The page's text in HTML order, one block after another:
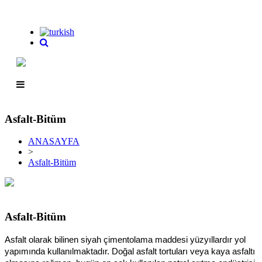
Asfalt-Bitüm
ANASAYFA
>
Asfalt-Bitüm
Asfalt-Bitüm
Asfalt olarak bilinen siyah çimentolama maddesi yüzyıllardır yol
yapımında kullanılmaktadır. Doğal asfalt tortuları veya kaya asfaltı